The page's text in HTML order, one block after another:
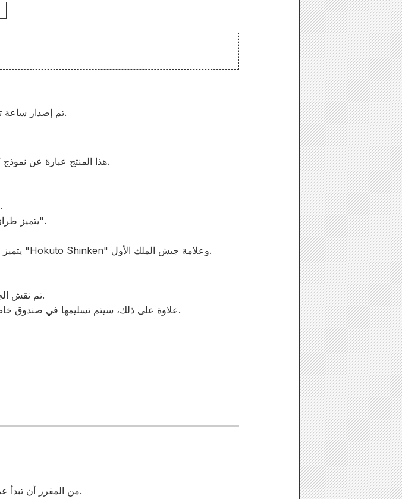
تم إصدار ساعة تعاونية بين سلسلة الأنمي "قبضة نجم الشمال" وشركة سيكو.
هذا المنتج عبارة عن نموذج كرونوغراف بنسختين، كل منهما مستوحى من كينشيرو وراوه.
يتميز طراز كينشيرو بميناء أزرق بتصميم يتلألأ مع الدب الأكبر.
يتميز طراز راوه بتصميم قوي مع مينا أحمر يعرض لقب "ملك القبضات".
يتميز كل قرص فرعي بتصميمات ترمز إلى الشخصيات، مثل عبارة "Hokuto Shinken" وعلامة جيش الملك الأول.
تم نقش الجزء الخلفي من العلبة برسم توضيحي لشخصية ورقم الإصدار.
علاوة على ذلك، سيتم تسليمها في صندوق خاص مع مجموعة رسومات توضيحية رائعة على الغلاف الداخلي.
[التسليم] من المقرر أن تبدأ عمليات الشحن بالتتابع اعتبارًا من أوائل أكتوبر 2026.